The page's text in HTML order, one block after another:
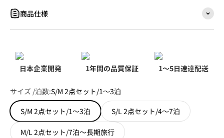
商品仕様
日本企業開発 1年間の品質保証 1～5日速達配送
サイズ /泊数:S/M 2点セット/1～3泊
S/M 2点セット/1～3泊
S/L 2点セット/4～7泊
M/L 2点セット/7泊～長期旅行